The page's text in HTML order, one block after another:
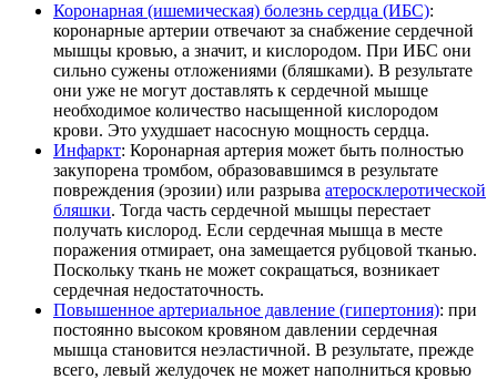
Коронарная (ишемическая) болезнь сердца (ИБС):
коронарные артерии отвечают за снабжение сердечной
мышцы кровью, а значит, и кислородом. При ИБС они
сильно сужены отложениями (бляшками). В результате
они уже не могут доставлять к сердечной мышце
необходимое количество насыщенной кислородом
крови. Это ухудшает насосную мощность сердца.
Инфаркт: Коронарная артерия может быть полностью
закупорена тромбом, образовавшимся в результате
повреждения (эрозии) или разрыва атеросклеротической
бляшки. Тогда часть сердечной мышцы перестает
получать кислород. Если сердечная мышца в месте
поражения отмирает, она замещается рубцовой тканью.
Поскольку ткань не может сокращаться, возникает
сердечная недостаточность.
Повышенное артериальное давление (гипертония): при
постоянно высоком кровяном давлении сердечная
мышца становится неэластичной. В результате, прежде
всего, левый желудочек не может наполниться кровью